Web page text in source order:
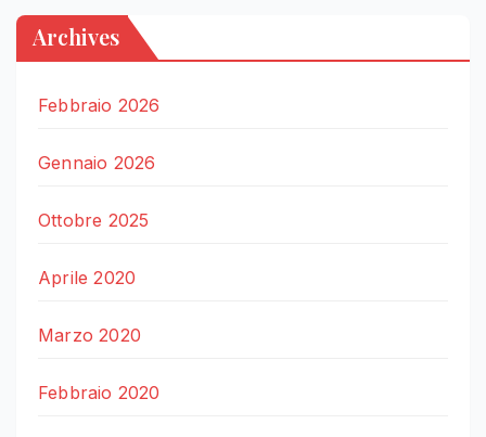
Archives
Febbraio 2026
Gennaio 2026
Ottobre 2025
Aprile 2020
Marzo 2020
Febbraio 2020